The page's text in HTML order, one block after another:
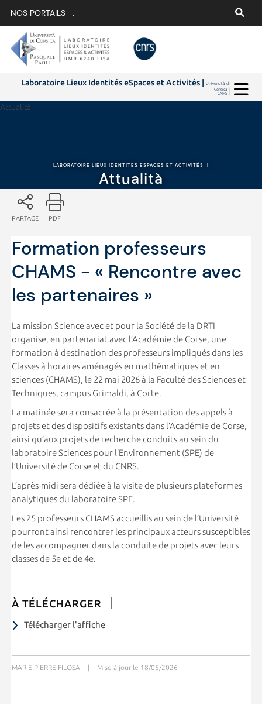
NOS PORTAILS :
Laboratoire Lieux Identités eSpaces et Activités |Università di
Corsica |
CNRS |
Attualità
LABORATOIRE LIEUX IDENTITÉS ESPACES ET ACTIVITÉS |
Attualità
PARTAGE PDF
Formation professeurs
CHAMS - « Rencontre avec
les partenaires »
La mission Science avec et pour la Société de la DRTI
organise, en partenariat avec l’Académie de Corse, une
formation à destination des professeurs impliqués dans les
Classes à horaires aménagés en mathématiques et en
sciences (CHAMS), le 22 mai 2026 à la Faculté des Sciences et
Techniques, campus Grimaldi, à Corte.
La matinée sera consacrée à la présentation des appels à
projets et des dispositifs existants dans l’Académie de Corse,
ainsi qu’aux projets de recherche conduits au sein du
laboratoire Sciences pour l’Environnement (SPE) de
l’Université de Corse et du CNRS.
L’après-midi sera dédiée à la visite de plusieurs plateformes
analytiques du laboratoire SPE.
Les 25 professeurs CHAMS accueillis au sein de l’Université
pourront ainsi rencontrer les principaux acteurs susceptibles
de les accompagner dans la conduite de projets avec leurs
classes de 5e et de 4e.
À TÉLÉCHARGER
Télécharger l'affiche
MARIE-PIERRE FILOSA | Mise à jour le 18/05/2026